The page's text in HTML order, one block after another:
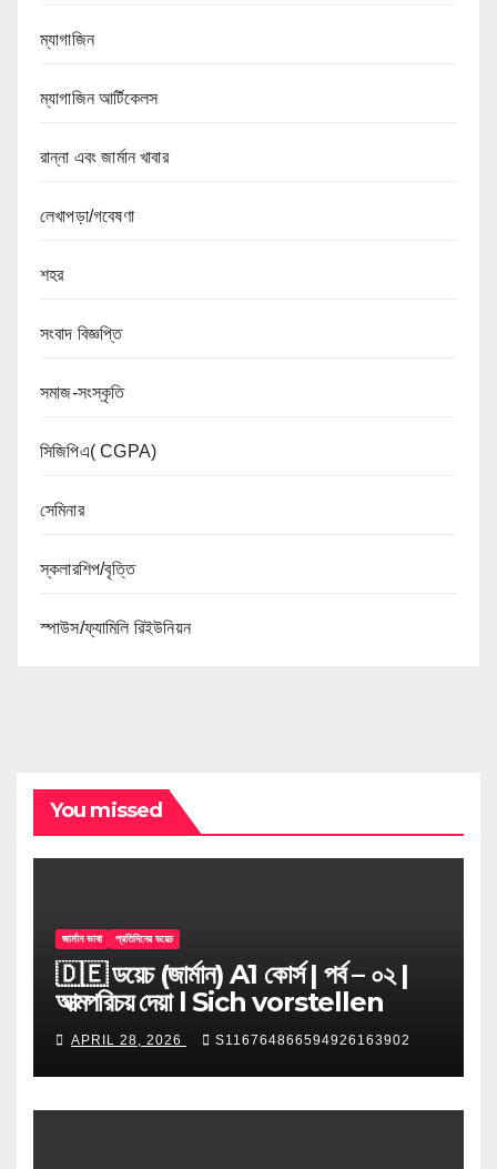
ম্যাগাজিন
ম্যাগাজিন আর্টিকেলস
রান্না এবং জার্মান খাবার
লেখাপড়া/গবেষণা
শহর
সংবাদ বিজ্ঞপ্তি
সমাজ-সংস্কৃতি
সিজিপিএ( CGPA)
সেমিনার
স্কলারশিপ/বৃত্তি
স্পাউস/ফ্যামিলি রিইউনিয়ন
You missed
জার্মান ভাষা প্রতিদিনের ডয়েচ
🇩🇪 ডয়েচ (জার্মান) A1 কোর্স | পর্ব – ০২ |
আত্মপরিচয় দেয়া l Sich vorstellen
APRIL 28, 2026 S116764866594926163902